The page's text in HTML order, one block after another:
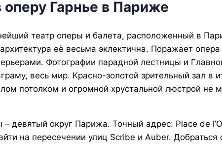
оперу Гарнье в Париже
театр оперы и балета, расположенный в
её весьма эклектична. Поражает опера
Фотографии парадной лестницы и
весь мир. Красно-золотой зрительный зал в
потолком и огромной хрустальной люстрой не
девятый округ Парижа. Точный адрес: Place de
на пересечении улиц Scribe и Auber. Добраться